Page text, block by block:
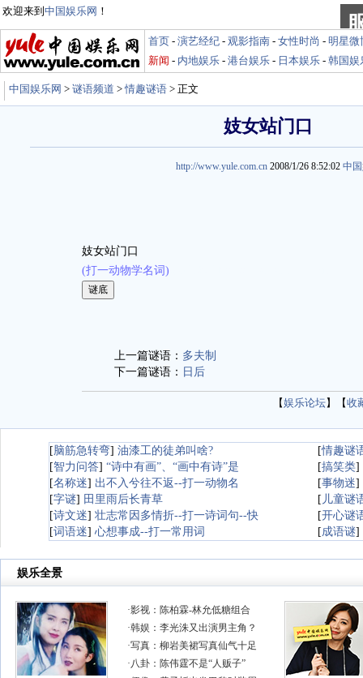
欢迎来到 中国娱乐网 ！
首页 - 演艺经纪 - 观影指南 - 女性时尚 - 明星微
新闻 - 内地娱乐 - 港台娱乐 - 日本娱乐 - 韩国娱
中国娱乐网 > 谜语频道 >情趣谜语 > 正文
妓女站门口
http://www.yule.com.cn 2008/1/26 8:52:02 中
妓女站门口
(打一动物学名词)
上一篇谜语： 多夫制
下一篇谜语： 日后
【娱乐论坛】【收
[脑筋急转弯] 油漆工的徒弟叫啥? [情趣谜
[智力问答] “诗中有画”、“画中有诗”是 [搞笑类]
[名称迷] 出不入兮往不返--打一动物名 [事物迷]
[字谜] 田里雨后长青草 [ 儿童谜
[诗文迷] 壮志常因多情折--打一诗词句--快 [开心谜
[词语迷] 心想事成--打一常用词 [成语谜]